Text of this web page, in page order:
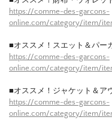
https://comme-des-garcons-
online.com/category/item/
■オススメ！スエット＆パー
https://comme-des-garcons-
online.com/category/item/
■オススメ！ジャケット＆ア
https://comme-des-garcons-
online.com/category/item/